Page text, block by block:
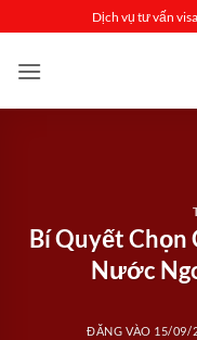
qua
nội
Dịch vụ tư vấn
Bí Quyết Chọn
Nước
ĐĂNG VÀO 15/09/